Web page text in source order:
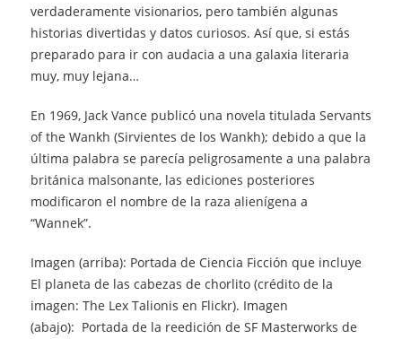
verdaderamente visionarios, pero también algunas
historias divertidas y datos curiosos. Así que, si estás
preparado para ir con audacia a una galaxia literaria
muy, muy lejana…
En 1969, Jack Vance publicó una novela titulada Servants
of the Wankh (Sirvientes de los Wankh); debido a que la
última palabra se parecía peligrosamente a una palabra
británica malsonante, las ediciones posteriores
modificaron el nombre de la raza alienígena a
“Wannek”.
Imagen (arriba): Portada de Ciencia Ficción que incluye
El planeta de las cabezas de chorlito (crédito de la
imagen: The Lex Talionis en Flickr). Imagen
(abajo): Portada de la reedición de SF Masterworks de